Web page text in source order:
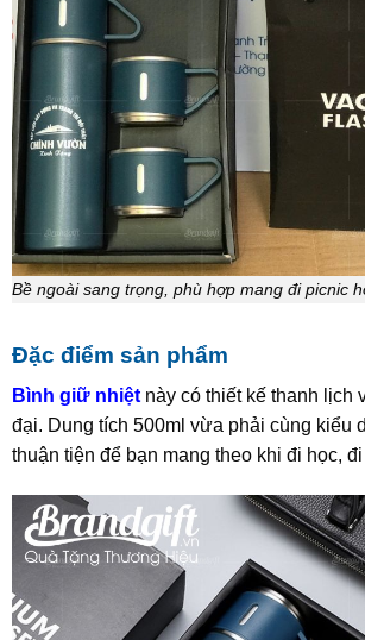
Bề ngoài sang trọng, phù hợp mang đi picnic
Đặc điểm sản phẩm
Bình giữ nhiệtnày có thiết kế thanh lịch
đại. Dung tích 500ml vừa phải cùng kiểu
thuận tiện để bạn mang theo khi đi học,